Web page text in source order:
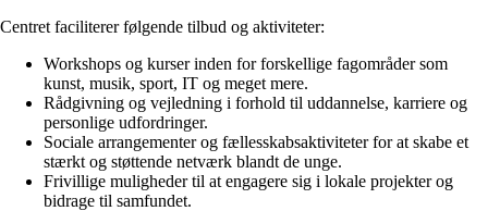
Centret faciliterer følgende tilbud og aktiviteter:
Workshops og kurser inden for forskellige fagområder som
kunst, musik, sport, IT og meget mere.
Rådgivning og vejledning i forhold til uddannelse, karriere og
personlige udfordringer.
Sociale arrangementer og fællesskabsaktiviteter for at skabe et
stærkt og støttende netværk blandt de unge.
Frivillige muligheder til at engagere sig i lokale projekter og
bidrage til samfundet.